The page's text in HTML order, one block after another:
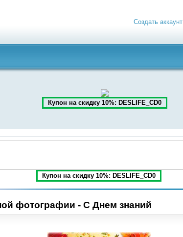
Создать аккаунт
Купон на скидку 10%: DESLIFE_CD0
Купон на скидку 10%: DESLIFE_CD0
фотографии - С Днем знаний